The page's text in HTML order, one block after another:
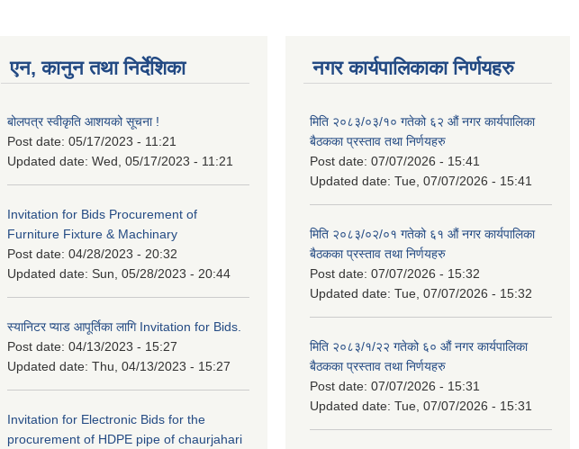
एन, कानुन तथा निर्देशिका
बोलपत्र स्वीकृति आशयको सूचना !
Post date: 05/17/2023 - 11:21
Updated date: Wed, 05/17/2023 - 11:21
Invitation for Bids Procurement of
Furniture Fixture & Machinary
Post date: 04/28/2023 - 20:32
Updated date: Sun, 05/28/2023 - 20:44
स्यानिटर प्याड आपूर्तिका लागि Invitation for Bids.
Post date: 04/13/2023 - 15:27
Updated date: Thu, 04/13/2023 - 15:27
Invitation for Electronic Bids for the
procurement of HDPE pipe of chaurjahari
नगर कार्यपालिकाका निर्णयहरु
मिति २०८३/०३/१० गतेको ६२ औं नगर कार्यपालिका
बैठकका प्रस्ताव तथा निर्णयहरु
Post date: 07/07/2026 - 15:41
Updated date: Tue, 07/07/2026 - 15:41
मिति २०८३/०२/०१ गतेको ६१ औं नगर कार्यपालिका
बैठकका प्रस्ताव तथा निर्णयहरु
Post date: 07/07/2026 - 15:32
Updated date: Tue, 07/07/2026 - 15:32
मिति २०८३/१/२२ गतेको ६० औं नगर कार्यपालिका
बैठकका प्रस्ताव तथा निर्णयहरु
Post date: 07/07/2026 - 15:31
Updated date: Tue, 07/07/2026 - 15:31